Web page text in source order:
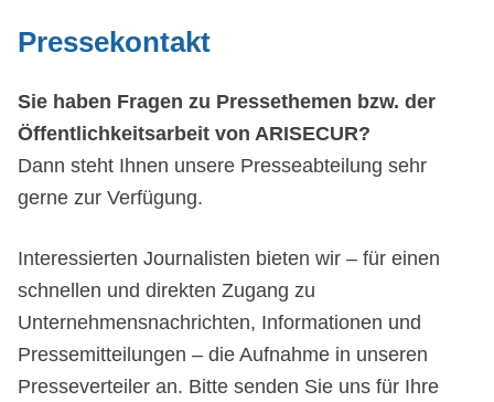
Pressekontakt
Sie haben Fragen zu Pressethemen bzw. der
Öffentlichkeitsarbeit von ARISECUR?
Dann steht Ihnen unsere Presseabteilung sehr
gerne zur Verfügung.
Interessierten Journalisten bieten wir – für einen
schnellen und direkten Zugang zu
Unternehmensnachrichten, Informationen und
Pressemitteilungen – die Aufnahme in unseren
Presseverteiler an. Bitte senden Sie uns für Ihre